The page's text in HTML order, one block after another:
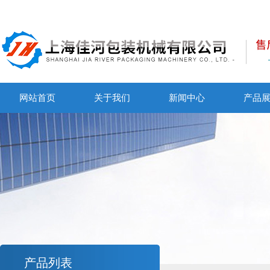
网站首页 关于我们 新闻中心 产品
产品列表